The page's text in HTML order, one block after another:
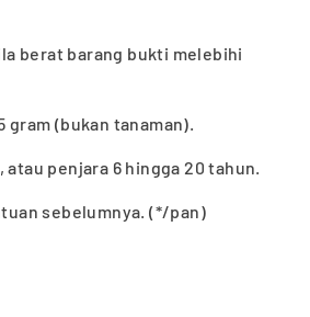
berat barang bukti melebihi
gram (bukan tanaman).
penjara 6 hingga 20 tahun.
sebelumnya. (*/pan)